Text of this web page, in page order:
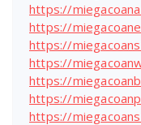
https://
https://
https://
https://
https://
https://
https://